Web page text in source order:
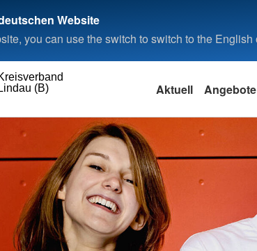
Website
you can use the switch to switch to the English
Lindau (B) Aktuell Angebote